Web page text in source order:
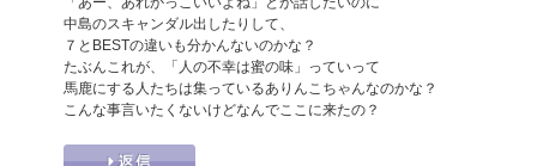
中島のスキャンダル出したりして、
７とBESTの違いも分かんないのかな？
たぶんこれが、「人の不幸は蜜の味」っていって
馬鹿にする人たちは集っているありんこちゃんなのかな？
こんな事言いたくないけどなんでここに来たの？